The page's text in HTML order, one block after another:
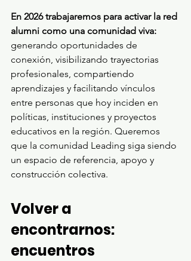
En 2026 trabajaremos para activar la red
alumni como una comunidad viva:
generando oportunidades de
conexión, visibilizando trayectorias
profesionales, compartiendo
aprendizajes y facilitando vínculos
entre personas que hoy inciden en
políticas, instituciones y proyectos
educativos en la región. Queremos
que la comunidad Leading siga siendo
un espacio de referencia, apoyo y
construcción colectiva.
Volver a
encontrarnos:
encuentros